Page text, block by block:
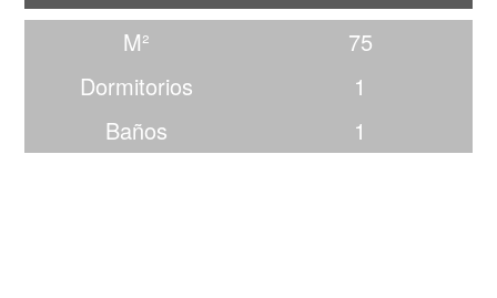
M²
75
Dormitorios
1
Baños
1